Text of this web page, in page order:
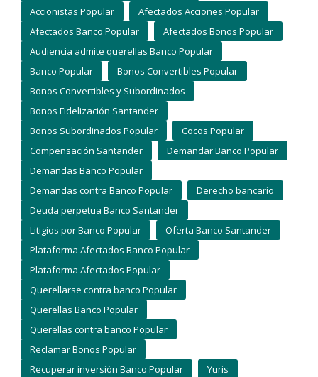
Accionistas Popular
Afectados Acciones Popular
Afectados Banco Popular
Afectados Bonos Popular
Audiencia admite querellas Banco Popular
Banco Popular
Bonos Convertibles Popular
Bonos Convertibles y Subordinados
Bonos Fidelización Santander
Bonos Subordinados Popular
Cocos Popular
Compensación Santander
Demandar Banco Popular
Demandas Banco Popular
Demandas contra Banco Popular
Derecho bancario
Deuda perpetua Banco Santander
Litigios por Banco Popular
Oferta Banco Santander
Plataforma Afectados Banco Popular
Plataforma Afectados Popular
Querellarse contra banco Popular
Querellas Banco Popular
Querellas contra banco Popular
Reclamar Bonos Popular
Recuperar inversión Banco Popular
Yuris